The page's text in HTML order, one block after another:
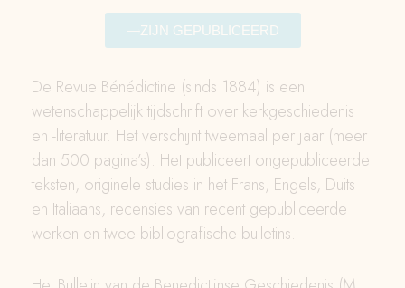
ZIJN GEPUBLICEERD
De Revue Bénédictine (sinds 1884) is een
wetenschappelijk tijdschrift over kerkgeschiedenis
en -literatuur. Het verschijnt tweemaal per jaar (meer
dan 500 pagina’s). Het publiceert ongepubliceerde
teksten, originele studies in het Frans, Engels, Duits
en Italiaans, recensies van recent gepubliceerde
werken en twee bibliografische bulletins.